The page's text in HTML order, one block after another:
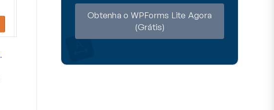
.
Obtenha o WPForms Lite Agora
(Grátis)